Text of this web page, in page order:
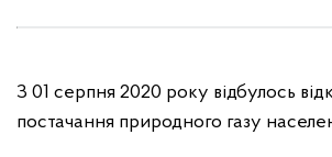
З 01 серпня 2020 року відбулось
постачання природного газу